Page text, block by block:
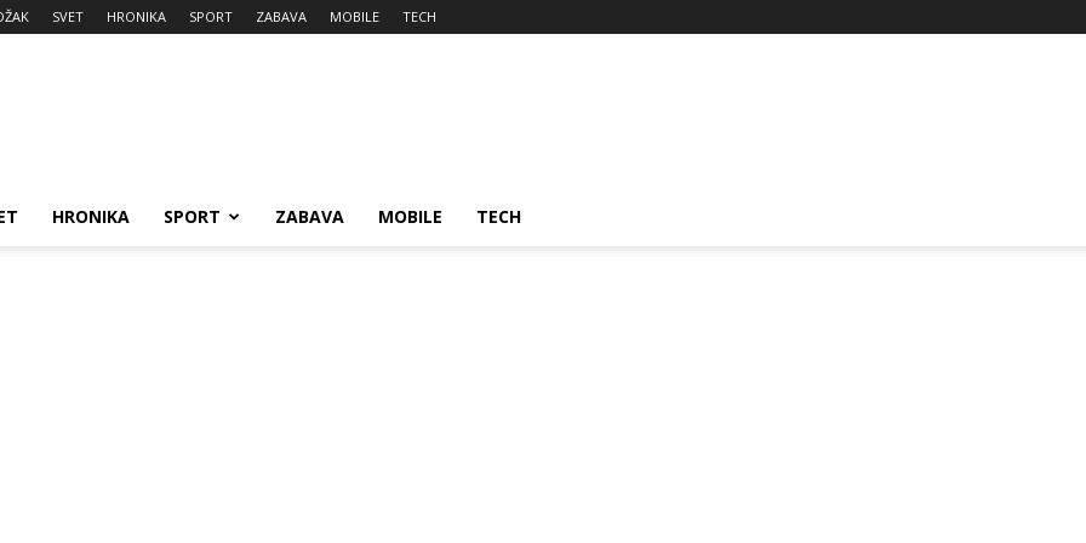
SVET HRONIKA SPORT ZABAVA MOBILE TECH
HRONIKA SPORT ZABAVA MOBILE TECH